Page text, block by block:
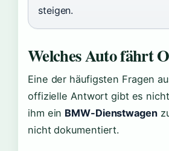
steigen.
Welches Auto fährt
Eine der häufigsten Fragen
offizielle Antwort gibt es
ihm ein BMW-Dienstwagen
nicht dokumentiert.